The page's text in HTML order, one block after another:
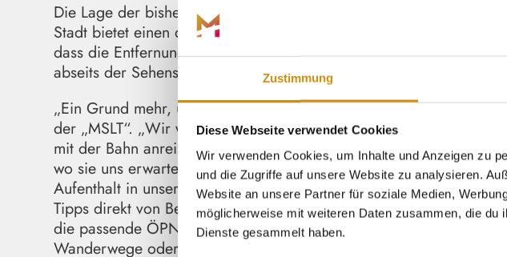
Zustimmung
Diese Webseite verwendet Cookies
Wir verwenden Cookies, um Inhalte und Anzeigen zu
und die Zugriffe auf unsere Website zu analysieren.
Website an unsere Partner für soziale Medien,
möglicherweise mit weiteren Daten zusammen, die
Dienste gesammelt haben.
Die Lage der bisherigen Tourist-Information im Erwin-Piscator-Haus
Stadt bietet einen durchaus nennenswerten Komfort. Jedoch
dass die Entfernung vom Bahnhof alles andere als
abseits der Sehenswürdigkeiten führe.
„Ein Grund mehr, über eine Standortverlegung nachzudenken“,
der „MSLT“. „Wir wünschen uns für ein nachhaltiges Marburg, dass
mit der Bahn anreisen. Da ist es geboten, die Gäste genau dort
wo sie uns erwarten. Marburg ist eine Stadt der kurzen Wege und
Aufenthalt in unserer wunderschönen Stadt ausgestattet mit allen
Tipps direkt von Beginn an genießen: Vom Bahnhof aus können
die passende ÖPNV-Verbindung nutzen. Für die Gäste, die das
Wanderwege oder mit dem Fahrrad erleben möchten, ist der